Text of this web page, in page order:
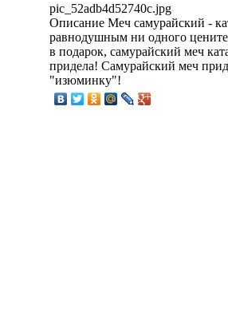
pic_52adb4d52740c.jpg
Описание Меч самурайский -
равнодушным ни одного
в подарок, самурайский меч
придела! Самурайский меч
"изюминку"!